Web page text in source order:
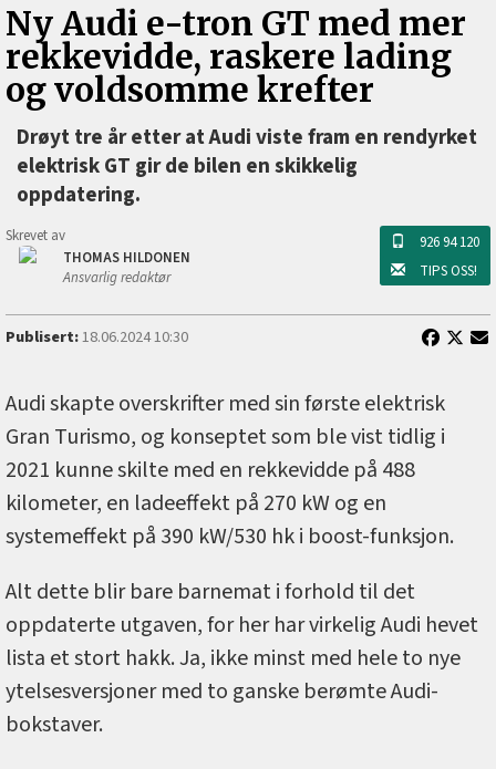
Ny Audi e-tron GT med mer
rekkevidde, raskere lading
og voldsomme krefter
Drøyt tre år etter at Audi viste fram en rendyrket
elektrisk GT gir de bilen en skikkelig
oppdatering.
Skrevet av
THOMAS HILDONEN
Ansvarlig redaktør
926 94 120
TIPS OSS!
Publisert:18.06.2024 10:30
Audi skapte overskrifter med sin første elektrisk
Gran Turismo, og konseptet som ble vist tidlig i
2021 kunne skilte med en rekkevidde på 488
kilometer, en ladeeffekt på 270 kW og en
systemeffekt på 390 kW/530 hk i boost-funksjon.
Alt dette blir bare barnemat i forhold til det
oppdaterte utgaven, for her har virkelig Audi hevet
lista et stort hakk. Ja, ikke minst med hele to nye
ytelsesversjoner med to ganske berømte Audi-
bokstaver.